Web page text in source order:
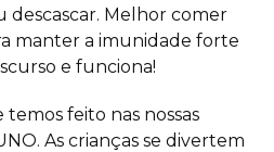
descascar. Melhor comer
manter a imunidade forte
e funciona!
feito nas nossas
As crianças se divertem